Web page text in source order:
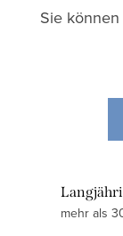
Sie
mehr als